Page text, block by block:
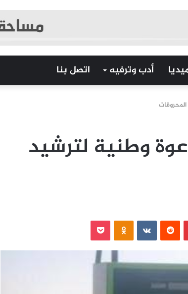
أدب وترفيه اتصل بنا
وطنية لترشيد
بينتيريست